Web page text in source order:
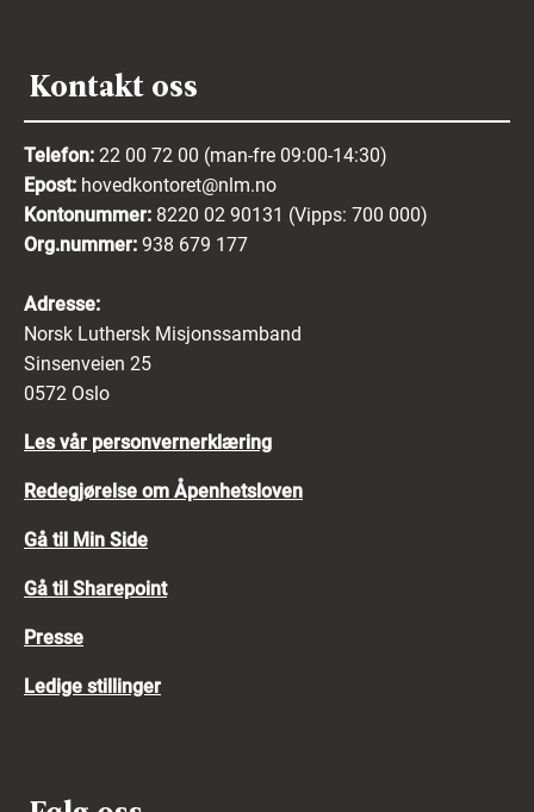
Kontakt oss
Telefon: 22 00 72 00 (man-fre 09:00-14:30)
Epost: hovedkontoret@nlm.no
Kontonummer: 8220 02 90131 (Vipps: 700 000)
Org.nummer: 938 679 177
Adresse:
Norsk Luthersk Misjonssamband
Sinsenveien 25
0572 Oslo
Les vår personvernerklæring
Redegjørelse om Åpenhetsloven
Gå til Min Side
Gå til Sharepoint
Presse
Ledige stillinger